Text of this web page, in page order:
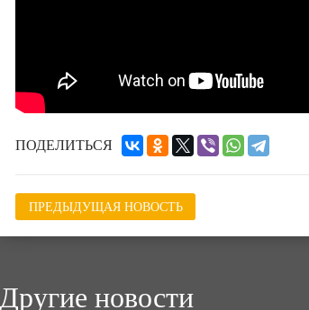
ПОДЕЛИТЬСЯ
ПРЕДЫДУЩАЯ НОВОСТЬ
Другие новости